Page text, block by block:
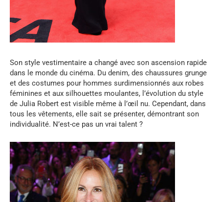
Son style vestimentaire a changé avec son ascension rapide
dans le monde du cinéma. Du denim, des chaussures grunge
et des costumes pour hommes surdimensionnés aux robes
féminines et aux silhouettes moulantes, l’évolution du style
de Julia Robert est visible même à l’œil nu. Cependant, dans
tous les vêtements, elle sait se présenter, démontrant son
individualité. N’est-ce pas un vrai talent ?